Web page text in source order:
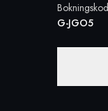
Bokningskod
G-JGO5